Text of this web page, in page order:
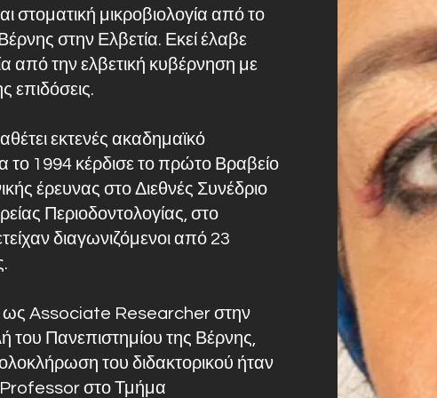
στοματική μικροβιολογία από το
στην Ελβετία. Εκεί έλαβε
από την ελβετική κυβέρνηση με
επιδόσεις.
εκτενές ακαδημαϊκό
το 1994 κέρδισε το πρώτο Βραβείο
έρευνας στο Διεθνές Συνέδριο
Περιοδοντολογίας, στο
διαγωνιζόμενοι από 23
ως Associate Researcher στην
του Πανεπιστημίου της Βέρνης,
του διδακτορικού ήταν
στο Τμήμα